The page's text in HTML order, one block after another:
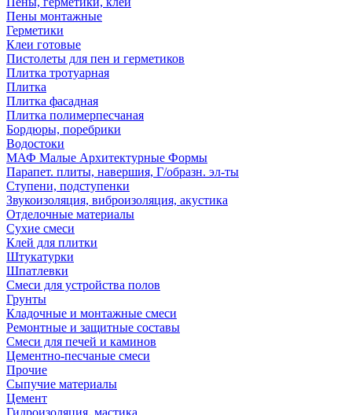
Пены монтажные
Герметики
Клеи готовые
Пистолеты для пен и герметиков
Плитка тротуарная
Плитка
Плитка фасадная
Плитка полимерпесчаная
Бордюры, поребрики
Водостоки
МАФ Малые Архитектурные Формы
Парапет. плиты, навершия, Г/образн. эл-ты
Ступени, подступенки
Звукоизоляция, виброизоляция, акустика
Отделочные материалы
Сухие смеси
Клей для плитки
Штукатурки
Шпатлевки
Смеси для устройства полов
Грунты
Кладочные и монтажные смеси
Ремонтные и защитные составы
Смеси для печей и каминов
Цементно-песчаные смеси
Прочие
Сыпучие материалы
Цемент
Гидроизоляция, мастика